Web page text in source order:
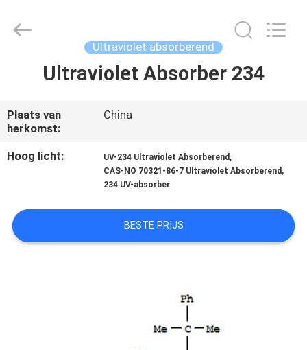
THUIS
PRODUCTEN
VIDEO'S
OVER
ONS
KWALITEITSCONTROLE
COMPANY
LIMITED.
Ultraviolet absorberend
Ultraviolet Absorber 234
Plaats van
herkomst:
China
Hoog licht: UV-234 Ultraviolet Absorberend ,
CAS-NO 70321-86-7 Ultraviolet Absorberend ,
234 UV-absorber
BESTE PRIJS